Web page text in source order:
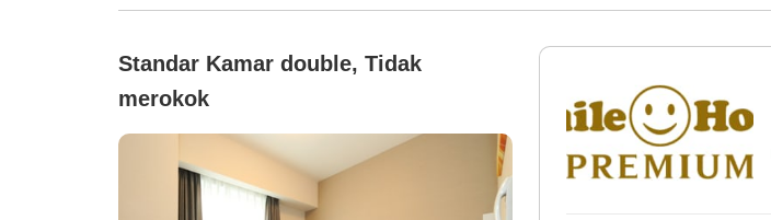
Standar Kamar double, Tidak
merokok